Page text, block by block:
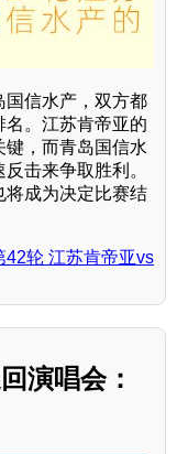
国信水产，双方都
。江苏肯帝亚的
，而青岛国信水
击来争取胜利。
将成为决定比赛结
轮 江苏肯帝亚vs
演唱会：